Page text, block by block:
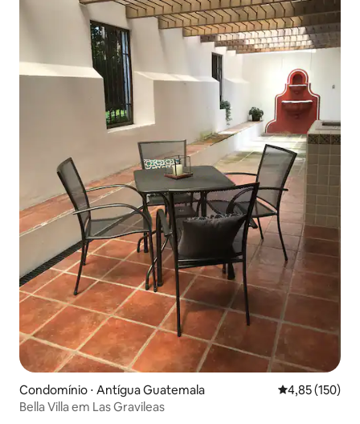
Condomínio ⋅ Antígua Guatemala 4,85 de uma
4,85 (150)
Bella Villa em Las Gravileas